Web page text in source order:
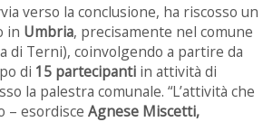
verso la conclusione, ha riscosso un
in Umbria, precisamente nel comune
di Terni), coinvolgendo a partire da
di 15 partecipanti in attività di
la palestra comunale. “L’attività che
– esordisce Agnese Miscetti,